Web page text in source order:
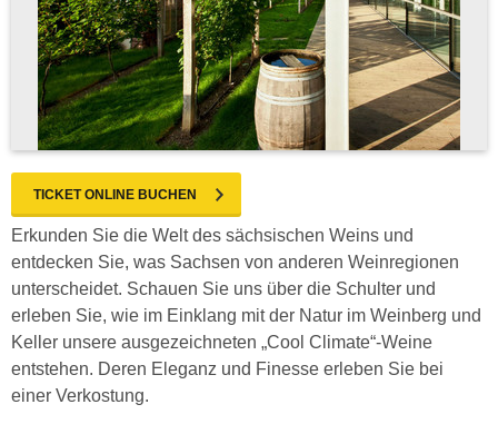
TICKET ONLINE BUCHEN
Erkunden Sie die Welt des sächsischen Weins und
entdecken Sie, was Sachsen von anderen Weinregionen
unterscheidet. Schauen Sie uns über die Schulter und
erleben Sie, wie im Einklang mit der Natur im Weinberg und
Keller unsere ausgezeichneten „Cool Climate“-Weine
entstehen. Deren Eleganz und Finesse erleben Sie bei
einer Verkostung.